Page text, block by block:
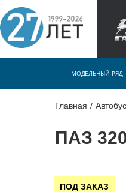
МОДЕЛЬНЫЙ РЯД
Главная /
ПАЗ
ПОД ЗАКАЗ